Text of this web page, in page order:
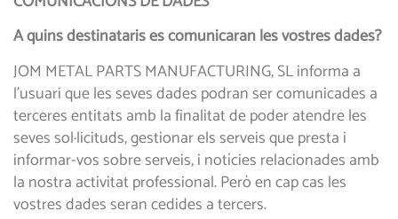
A quins destinataris es comunicaran les vostres dades?
JOM METAL PARTS MANUFACTURING, SL informa a
l’usuari que les seves dades podran ser comunicades a
terceres entitats amb la finalitat de poder atendre les
seves sol·licituds, gestionar els serveis que presta i
informar-vos sobre serveis, i notícies relacionades amb
la nostra activitat professional. Però en cap cas les
vostres dades seran cedides a tercers.